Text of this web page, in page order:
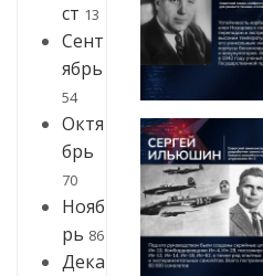
ст 13
Сент
ябрь
54
Октя
брь
70
Нояб
рь 86
Дека